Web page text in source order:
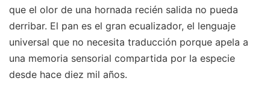
que el olor de una hornada recién salida no pueda
derribar. El pan es el gran ecualizador, el lenguaje
universal que no necesita traducción porque apela a
una memoria sensorial compartida por la especie
desde hace diez mil años.